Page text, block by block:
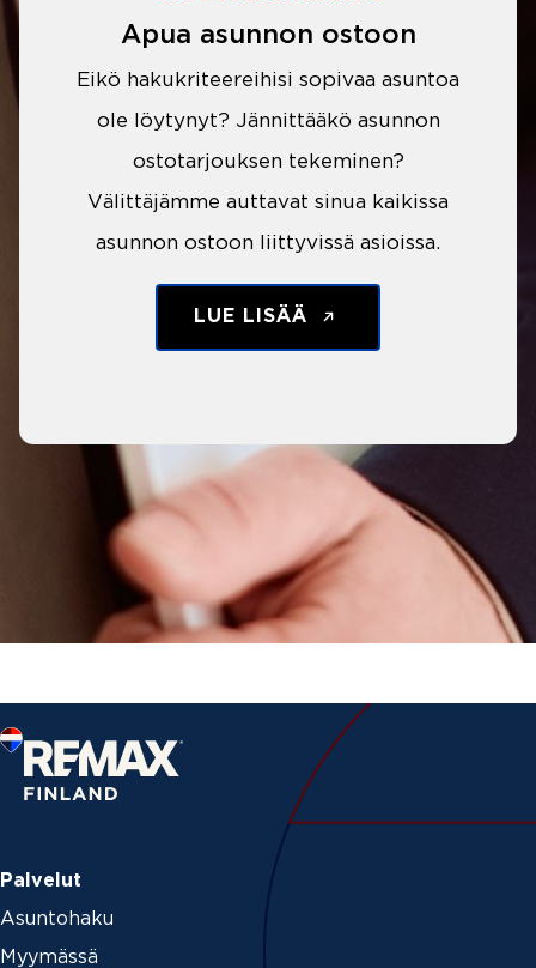
Apua asunnon ostoon
Eikö hakukriteereihisi sopivaa asuntoa
ole löytynyt? Jännittääkö asunnon
ostotarjouksen tekeminen?
Välittäjämme auttavat sinua kaikissa
asunnon ostoon liittyvissä asioissa.
LUE LISÄÄ
Palvelut
Asuntohaku
Myymässä